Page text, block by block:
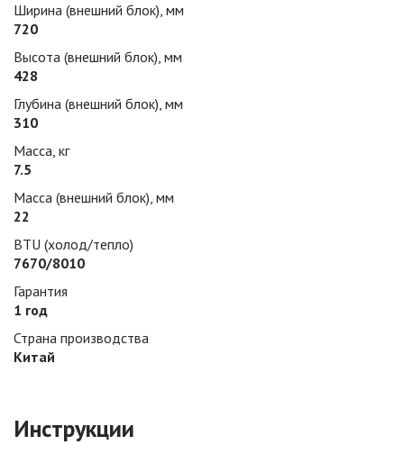
Ширина (внешний блок), мм
720
Высота (внешний блок), мм
428
Глубина (внешний блок), мм
310
Масса, кг
7.5
Масса (внешний блок), мм
22
BTU (холод/тепло)
7670/8010
Гарантия
1 год
Страна производства
Китай
Инструкции